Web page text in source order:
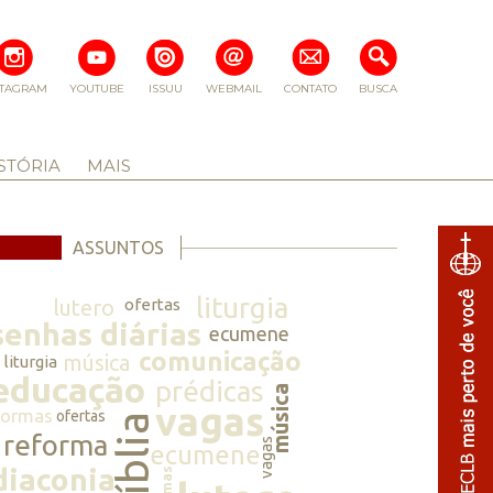
BUSCA
CONTATO
WEBMAIL
ISSUU
YOUTUBE
MAIS
ASSUNTOS
lutero ofertas liturgia
diárias ecumene
liturgia música comunicação
prédicasmúsica
ofertasbíbliavagas
reforma ecumenevagas